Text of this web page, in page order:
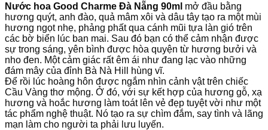
Nước hoa Good Charme Đà Nẵng 90ml mở đầu bằng
hương quýt, anh đào, quả mâm xôi và dâu tây tạo ra một mùi
hương ngọt nhẹ, phảng phất qua cánh mũi tựa làn gió trên
các bờ biển lúc ban mai. Sau đó bạn có thể cảm nhận được
sự trong sáng, yên bình được hòa quyện từ hương bưởi và
nho đen. Một cảm giác rất êm ái như đang lạc vào những
đám mây của đỉnh Bà Nà Hill hùng vĩ.
Để rồi lúc hoàng hôn được ngắm nhìn cảnh vật trên chiếc
Cầu Vàng thơ mộng. Ở đó, với sự kết hợp của hương gỗ, xạ
hương và hoắc hương làm toát lên vẻ đẹp tuyệt vời như một
tác phẩm nghệ thuật. Nó tạo ra sự chìm đắm, say tình và lãng
mạn làm cho người ta phải lưu luyến.